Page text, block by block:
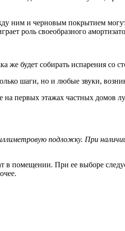
ним и черновым покрытием
роль своеобразного
будет собирать испарения со
шаги, но и любые звуки,
на первых этажах частных
подложку. При
При ее выборе